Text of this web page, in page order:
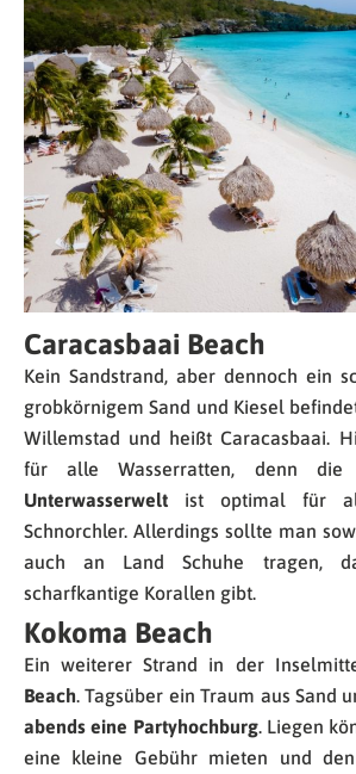
Caracasbaai Beach
Kein Sandstrand, aber dennoch ein
grobkörnigem Sand und Kiesel
Willemstad und heißt Caracasbaai.
für alle Wasserratten, denn die
Unterwasserwelt ist optimal für
Schnorchler. Allerdings sollte man
auch an Land Schuhe tragen,
scharfkantige Korallen gibt.
Kokoma Beach
Ein weiterer Strand in der
Beach. Tagsüber ein Traum aus Sand
abends eine Partyhochburg. Liegen
eine kleine Gebühr mieten und